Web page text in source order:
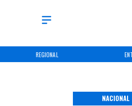
REGIONAL
NACIONAL